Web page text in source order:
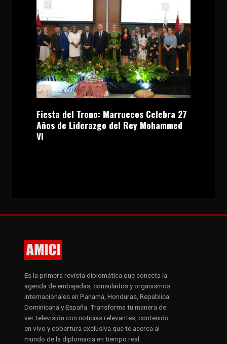
Fiesta del Trono: Marruecos Celebra 27
Años de Liderazgo del Rey Mohammed
VI
Es la primera revista diplomática que conecta la
agenda de embajadas, consulados y organismos
internacionales en Panamá, Honduras, República
Dominicana y España. Transforma tu manera de
ver televisión con noticias relevantes, contenido
en vivo y cobertura exclusiva que te acerca al
mundo de la diplomacia en tiempo real.